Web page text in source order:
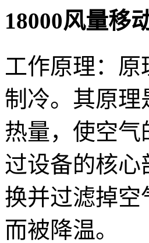
厂房降温方案
资讯中心
18000风量移
工作原理：
制冷。其原
热量，使空
过设备的核
换并过滤掉
而被降温。